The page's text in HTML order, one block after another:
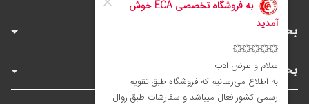
بخش‌های فروشگاه
بخش‌های سایت